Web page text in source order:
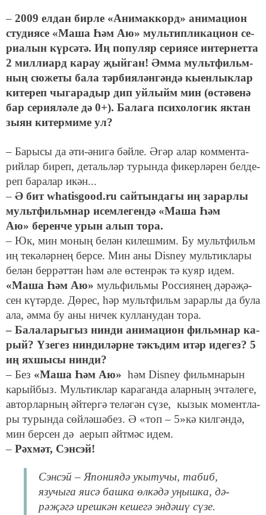
– 2009 ел­дан бир­ле «А­ни­мак­корд» ани­ма­ци­он
сту­ди­я­се «Ма­ша Һәм Аю» муль­тип­ли­ка­ци­он се­
ри­а­лын күр­сә­тә. Иң по­пу­ляр се­ри­я­се ин­тер­нет­та
2 мил­ли­ард ка­рау җый­ган! Әм­ма мульт­фильм­
ның сю­же­ты ба­ла тәр­би­я­лән­гән­дә кы­ен­лык­лар
ки­те­реп чы­га­ра­дыр дип уй­лыйм мин (өс­тә­ве­нә
бар се­ри­я­ләле дә 0+). Ба­ла­га пси­хо­ло­гик як­тан
зы­ян ки­тер­ми­ме ул?
– Ба­ры­сы да әти-әни­гә бәй­ле. Әгәр алар ком­мен­та­
рий­лар би­реп, де­таль­ләр ту­рын­да фи­кер­лә­рен бел­де­
реп ба­ра­лар икән...
– Ә бит whatisgood.ru сай­тын­да­гы иң за­рар­лы
мульт­фильм­нар исем­ле­ген­дә «Ма­ша Һәм
Аю» бе­рен­че урын алып то­ра.
– Юк, мин мо­ның бе­лән ки­леш­мим. Бу мульт­фильм
иң те­кә­ләр­нең бер­се. Мин аны Disney муль­тик­ла­ры
бе­лән бер­рәт­тән һәм әле өс­тен­рәк тә ку­яр идем.
«Ма­ша Һәм Аю» муль­филь­мы Рос­си­я­нең дә­рә­җә­
сен кү­тәр­де. Дө­рес, һәр мульт­фильм за­рар­лы да бу­ла
ала, әм­ма бу аны ни­чек кул­ла­ну­дан то­ра.
– Ба­ла­ла­ры­гыз нин­ди ани­ма­ци­он фильм­нар ка­
рый? Үзе­гез нин­ди­ләр­не тәкъ­дим итәр иде­гез? 5
иң яхшысы нинди?
– Без «Ма­ша Һәм Аю» һәм Disney фильм­на­рын
ка­рый­быз. Муль­тик­лар ка­ра­ган­да алар­ның эч­тә­ле­ге,
ав­тор­лар­ның әй­тер­гә те­лә­гән сү­зе, кы­зык мо­мент­ла­
ры ту­рын­да сөй­лә­шә­без. Ә «топ – 5»кә кил­гән­дә,
мин бер­сен дә ае­рып әйт­мәс идем.
– Рәх­мәт, Сэнсэй!
Сэнсэй – Япо­ни­я­дә укы­ту­чы, та­биб,
язу­чы­га яи­сә баш­ка өл­кә­дә уңыш­ка, дә­
рә­җә­гә иреш­кән ке­ше­гә эн­дә­шү сү­зе.